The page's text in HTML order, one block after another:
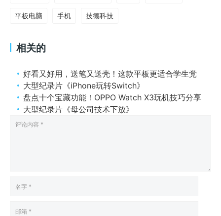
平板电脑 手机 技德科技
相关的
好看又好用，送笔又送壳！这款平板更适合学生党
大型纪录片《iPhone玩转Switch》
盘点十个宝藏功能！OPPO Watch X3玩机技巧分享
大型纪录片《母公司技术下放》